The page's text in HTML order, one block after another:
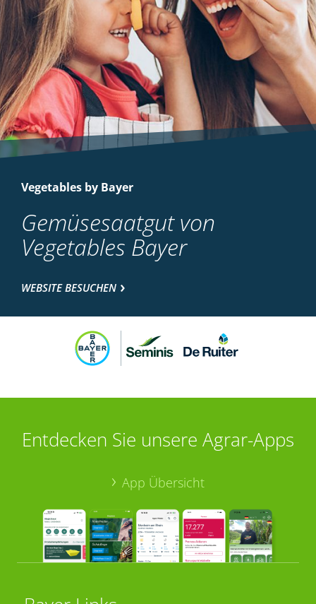
Vegetables by Bayer
Gemüsesaatgut von
Vegetables Bayer
WEBSITE BESUCHEN
Entdecken Sie unsere Agrar-Apps
App Übersicht